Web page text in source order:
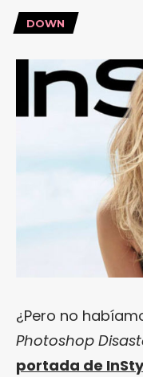
DOWN
¿Pero no
Photoshop
portada de